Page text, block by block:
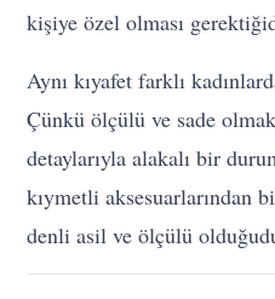
kişiye özel olması
Aynı kıyafet farklı
Çünkü ölçülü ve sade
detaylarıyla alakalı bir
kıymetli aksesuarlarından
denli asil ve ölçülü